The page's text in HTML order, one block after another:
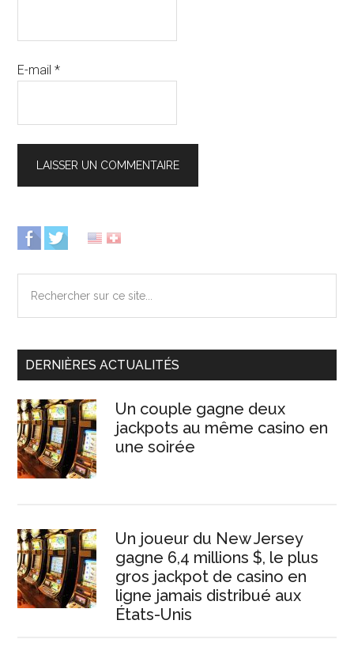
E-mail*
Barre
latérale
principale
sur
DERNIÈRES ACTUALITÉS
Un couple gagne deux
jackpots au même casino en
une soirée
Un joueur du New Jersey
gagne 6,4 millions $, le plus
gros jackpot de casino en
ligne jamais distribué aux
États-Unis